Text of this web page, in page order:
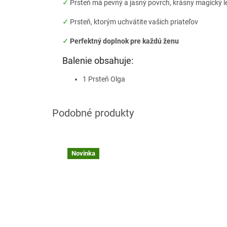
✓ Prsteň má pevný a jasný povrch, krásny magický
✓ Prsteň, ktorým uchvátite vašich priateľov
✓ Perfektný doplnok pre každú ženu
Balenie obsahuje:
1 Prsteň Olga
Novinka